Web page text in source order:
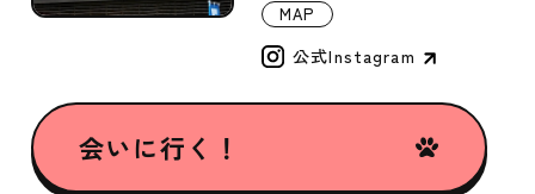
MAP
公式Instagram
会いに行く！